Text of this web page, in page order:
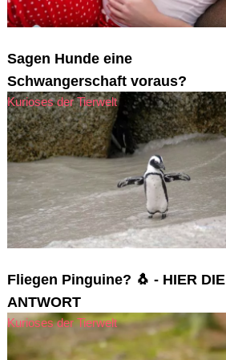
Sagen Hunde eine
Schwangerschaft voraus?
Kurioses der Tierwelt
Fliegen Pinguine? 🐧 - HIER DIE
ANTWORT
Kurioses der Tierwelt